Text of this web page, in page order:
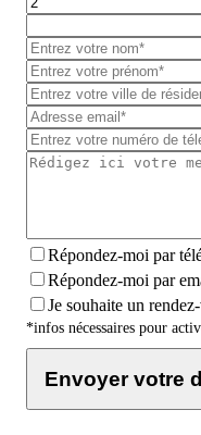
Répondez-moi par
Répondez-moi par
Je souhaite un
*infos nécessaires pour
Envoyer votre